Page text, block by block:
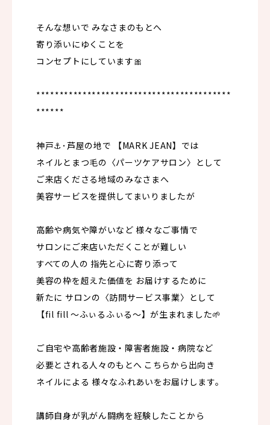
そんな想いで みなさまのもとへ
寄り添いにゆくことを
コンセプトにしています🎀
******************************************
******
神戸⚓️･芦屋の地で 【MARK JEAN】では
ネイルとまつ毛の〈パーツケアサロン〉として
ご来店くださる地域のみなさまへ
美容サービスを提供してまいりましたが
高齢や病気や障がいなど 様々なご事情で
サロンにご来店いただくことが難しい
すべての人の 指先と心に寄り添って
美容の枠を超えた価値を お届けするために
新たに サロンの〈訪問サービス事業〉として
【fil fill 〜ふぃるふぃる〜】が生まれました🌱
ご自宅や高齢者施設・障害者施設・病院など
必要とされる人々のもとへ こちらから出向き
ネイルによる 様々なふれあいをお届けします。
講師自身が乳がん闘病を経験したことから